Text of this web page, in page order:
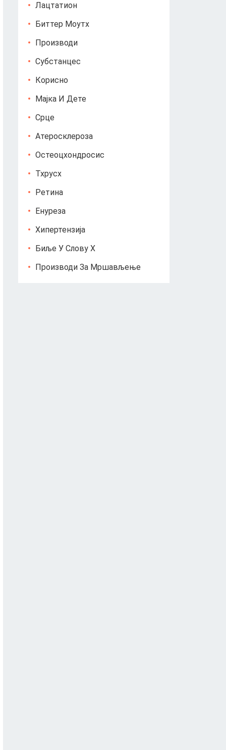
Лацтатион
Биттер Моутх
Производи
Субстанцес
Корисно
Мајка И Дете
Срце
Атеросклероза
Остеоцхондросис
Тхрусх
Ретина
Енуреза
Хипертензија
Биље У Слову Х
Производи За Мршављење